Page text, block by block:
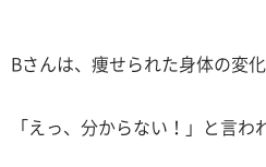
Bさんは、痩せられた身体の変化
「えっ、分からない！」と言わ